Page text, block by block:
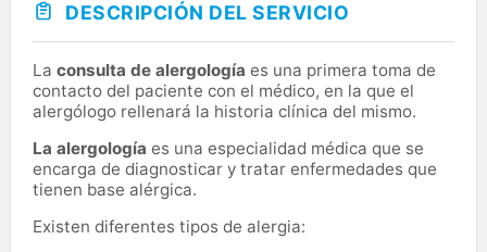
DESCRIPCIÓN DEL SERVICIO
La consulta de alergología es una primera toma de
contacto del paciente con el médico, en la que el
alergólogo rellenará la historia clínica del mismo.
La alergología es una especialidad médica que se
encarga de diagnosticar y tratar enfermedades que
tienen base alérgica.
Existen diferentes tipos de alergia: